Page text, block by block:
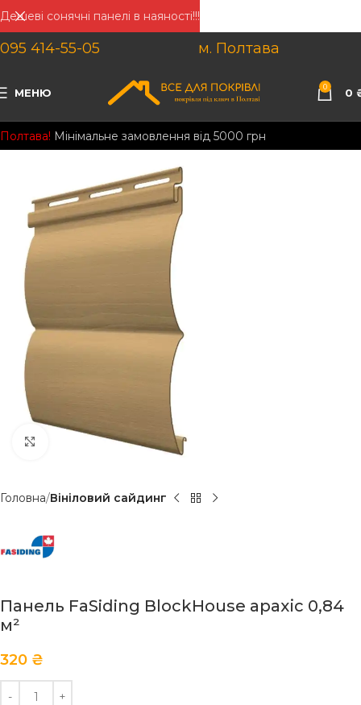
095 414-55-05 м. Полтава
МЕНЮ 0 0
Полтава! Мінімальне замовлення від 5000 грн
Клацніть, щоб збільшити
Головна Вініловий сайдинг
Панель FaSiding BlockHouse арахіс 0,84
м²
320 ₴
Дешеві сонячні панелі в наяності!!!